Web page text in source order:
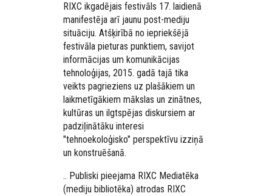
RIXC ikgadējais festivāls 17. laidienā
manifestēja arī jaunu post-mediju
situāciju. Atšķirībā no iepriekšējā
festivāla pieturas punktiem, savijot
informācijas um komunikācijas
tehnoloģijas, 2015. gadā tajā tika
veikts pagrieziens uz plašākiem un
laikmetīgākiem mākslas un zinātnes,
kultūras un ilgtspējas diskursiem ar
padziļinātāku interesi
"tehnoekoloģisko" perspektīvu izziņā
un konstruēšanā.
.. Publiski pieejama RIXC Mediatēka
(mediju bibliotēka) atrodas RIXC